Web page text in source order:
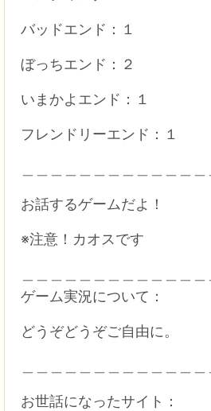
バッドエンド：１
ぼっちエンド：２
いまかよエンド：１
フレンドリーエンド：１
お話するゲームだよ！
※注意！カオスです
ゲーム実況について：
どうぞどうぞご自由に。
お世話になったサイト：